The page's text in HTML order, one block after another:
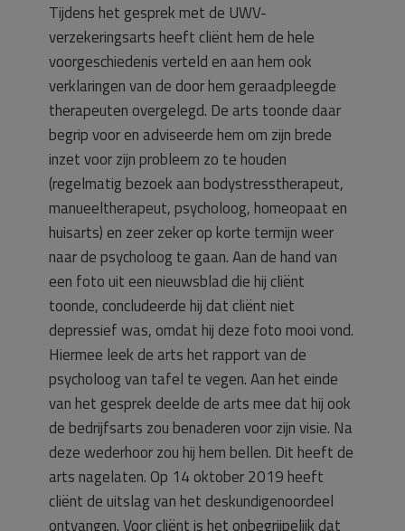
Tijdens het gesprek met de UWV-
verzekeringsarts heeft cliënt hem de hele
voorgeschiedenis verteld en aan hem ook
verklaringen van de door hem geraadpleegde
therapeuten overgelegd. De arts toonde daar
begrip voor en adviseerde hem om zijn brede
inzet voor zijn probleem zo te houden
(regelmatig bezoek aan bodystresstherapeut,
manueeltherapeut, psycholoog, homeopaat en
huisarts) en zeer zeker op korte termijn weer
naar de psycholoog te gaan. Aan de hand van
een foto uit een nieuwsblad die hij cliënt
toonde, concludeerde hij dat cliënt niet
depressief was, omdat hij deze foto mooi vond.
Hiermee leek de arts het rapport van de
psycholoog van tafel te vegen. Aan het einde
van het gesprek deelde de arts mee dat hij ook
de bedrijfsarts zou benaderen voor zijn visie. Na
deze wederhoor zou hij hem bellen. Dit heeft de
arts nagelaten. Op 14 oktober 2019 heeft
cliënt de uitslag van het deskundigenoordeel
ontvangen. Voor cliënt is het onbegrijpelijk dat